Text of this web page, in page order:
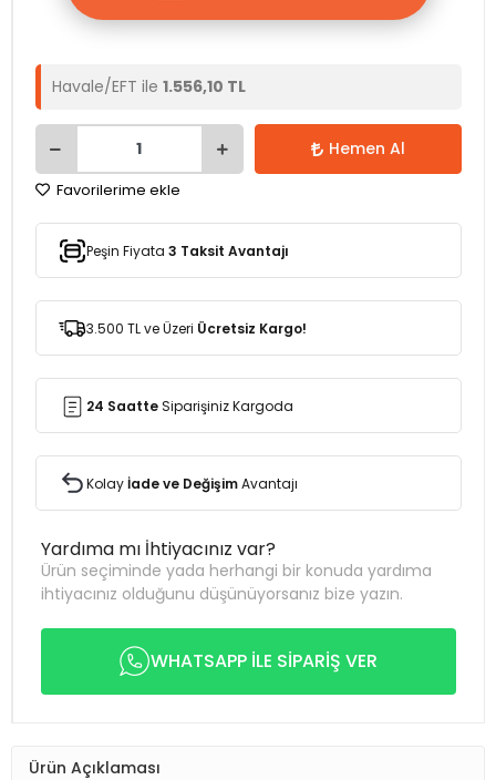
Havale/EFT ile 1.556,10 TL
Hemen Al
Favorilerime ekle
Peşin Fiyata 3 Taksit Avantajı
3.500 TL ve Üzeri Ücretsiz Kargo!
24 SaatteSiparişiniz Kargoda
Kolayİade ve DeğişimAvantajı
Yardıma mı İhtiyacınız var?
Ürün seçiminde yada herhangi bir konuda yardıma
ihtiyacınız olduğunu düşünüyorsanız bize yazın.
WHATSAPP İLE SİPARİŞ VER
Ürün Açıklaması